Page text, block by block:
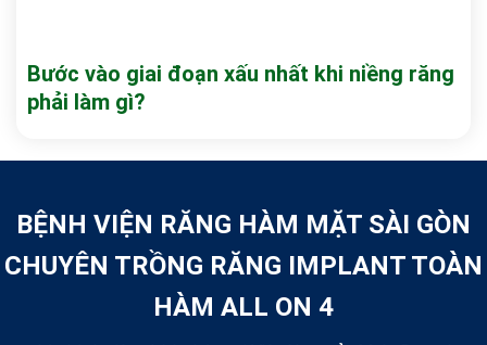
Bước vào giai đoạn xấu nhất khi niềng răng
phải làm gì?
BỆNH VIỆN RĂNG HÀM MẶT SÀI GÒN
CHUYÊN TRỒNG RĂNG IMPLANT TOÀN
HÀM ALL ON 4